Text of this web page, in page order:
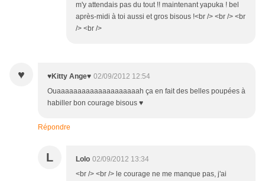
m'y attendais pas du tout !! maintenant yapuka ! bel
après-midi à toi aussi et gros bisous !<br /> <br /> <br
/> <br />
♥ ♥Kitty Ange♥ 02/09/2012 12:54
Ouaaaaaaaaaaaaaaaaaaaah ça en fait des belles poupées à
habiller bon courage bisous ♥
Répondre
L Lolo 02/09/2012 13:34
<br /> <br /> le courage ne me manque pas, j'ai